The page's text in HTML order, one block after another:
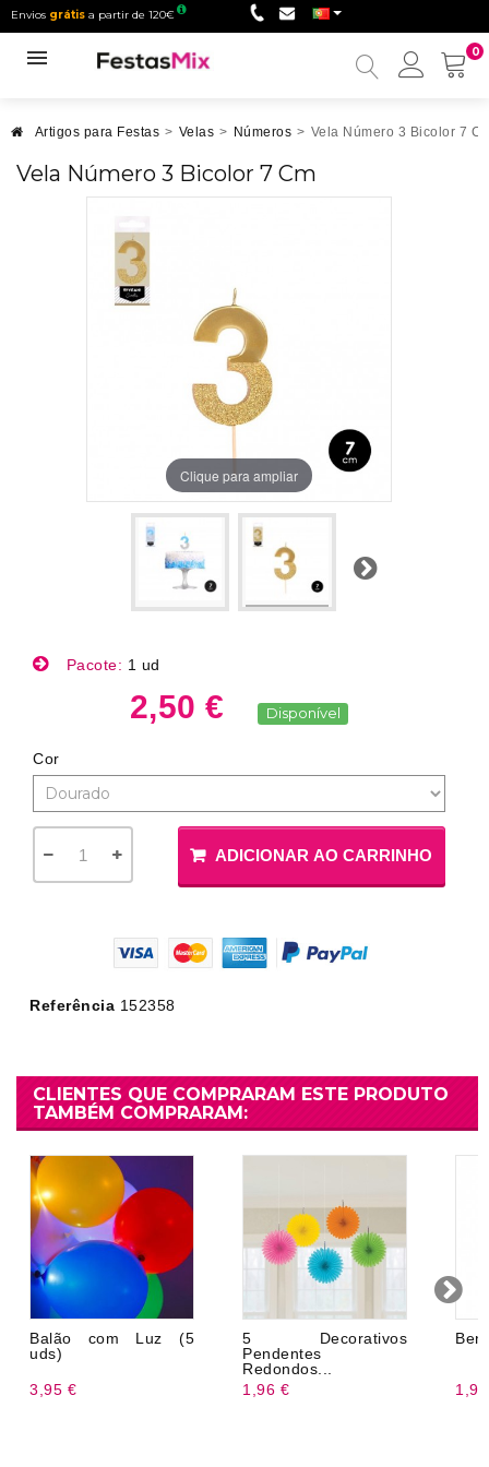
Envios grátis a partir de 120€
0
Minha
Artigos para Festas > Velas > Números > Vela Número 3 Bicolor 7
Vela Número 3 Bicolor 7 Cm
Clique para ampliar
Próximo
Pacote: 1 ud
2,50 € Disponível
Cor
ADICIONAR AO CARRINHO
Referência 152358
CLIENTES QUE COMPRARAM ESTE PRODUTO
TAMBÉM COMPRARAM:
Balão com Luz (5
uds)
3,95 €
5 Decorativos
Pendentes
Redondos...
1,96 €